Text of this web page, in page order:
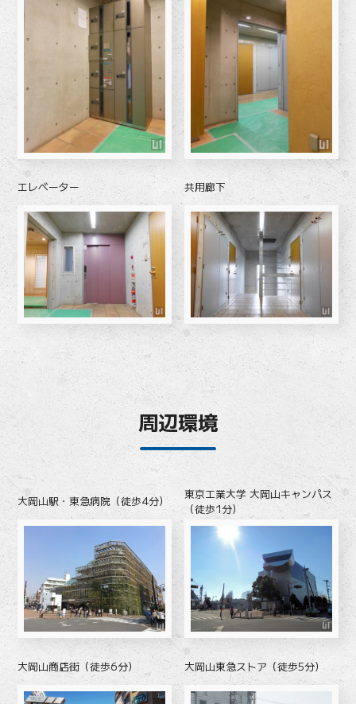
エレベーター 共用廊下
周辺環境
大岡山駅・東急病院（徒歩4分）
東京工業大学 大岡山キャンパス
（徒歩1分）
大岡山商店街（徒歩6分） 大岡山東急ストア（徒歩5分）